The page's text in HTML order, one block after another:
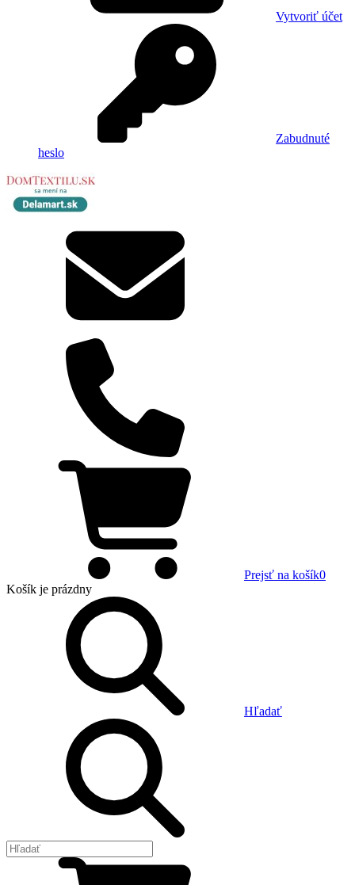
Vytvoriť účet
Zabudnuté
heslo
Prejsť na košík0
Košík je prázdny
Hľadať